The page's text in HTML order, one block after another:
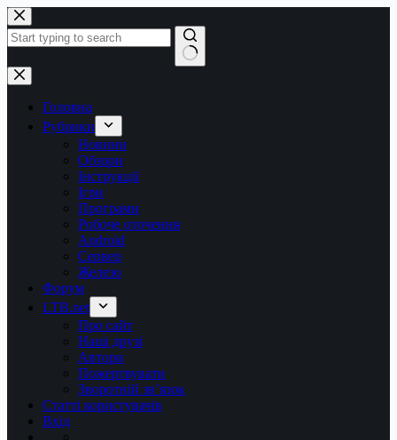
Перейти
до
вмісту
Немає
результатів
Головна
Рубрики
Новини
Обзори
Інструкції
Ігри
Програми
Робоче оточення
Android
Сервер
Железо
Форум
LTB.net
Про сайт
Наші друзі
Автори
Пожертвувати
Зворотній зв’язок
Статті користувачів
Вхід